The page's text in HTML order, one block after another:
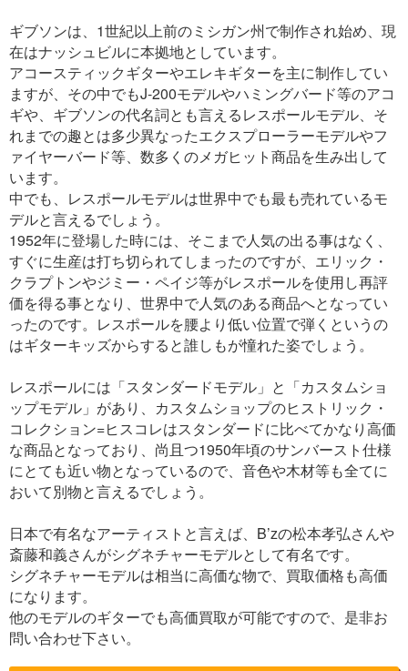
ギブソンは、1世紀以上前のミシガン州で制作され始め、現
在はナッシュビルに本拠地としています。
アコースティックギターやエレキギターを主に制作してい
ますが、その中でもJ-200モデルやハミングバード等のアコ
ギや、ギブソンの代名詞とも言えるレスポールモデル、そ
れまでの趣とは多少異なったエクスプローラーモデルやフ
ァイヤーバード等、数多くのメガヒット商品を生み出して
います。
中でも、レスポールモデルは世界中でも最も売れているモ
デルと言えるでしょう。
1952年に登場した時には、そこまで人気の出る事はなく、
すぐに生産は打ち切られてしまったのですが、エリック・
クラプトンやジミー・ペイジ等がレスポールを使用し再評
価を得る事となり、世界中で人気のある商品へとなってい
ったのです。レスポールを腰より低い位置で弾くというの
はギターキッズからすると誰しもが憧れた姿でしょう。
レスポールには「スタンダードモデル」と「カスタムショ
ップモデル」があり、カスタムショップのヒストリック・
コレクション=ヒスコレはスタンダードに比べてかなり高価
な商品となっており、尚且つ1950年頃のサンバースト仕様
にとても近い物となっているので、音色や木材等も全てに
おいて別物と言えるでしょう。
日本で有名なアーティストと言えば、B’zの松本孝弘さんや
斎藤和義さんがシグネチャーモデルとして有名です。
シグネチャーモデルは相当に高価な物で、買取価格も高価
になります。
他のモデルのギターでも高価買取が可能ですので、是非お
問い合わせ下さい。